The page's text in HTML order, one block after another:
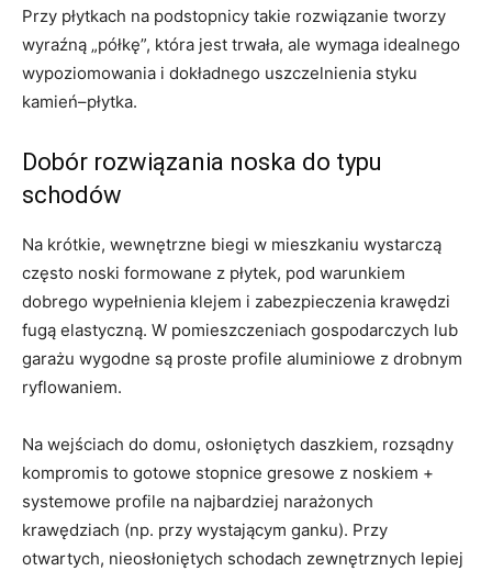
Przy płytkach na podstopnicy takie rozwiązanie tworzy
wyraźną „półkę”, która jest trwała, ale wymaga idealnego
wypoziomowania i dokładnego uszczelnienia styku
kamień–płytka.
Dobór rozwiązania noska do typu
schodów
Na krótkie, wewnętrzne biegi w mieszkaniu wystarczą
często noski formowane z płytek, pod warunkiem
dobrego wypełnienia klejem i zabezpieczenia krawędzi
fugą elastyczną. W pomieszczeniach gospodarczych lub
garażu wygodne są proste profile aluminiowe z drobnym
ryflowaniem.
Na wejściach do domu, osłoniętych daszkiem, rozsądny
kompromis to gotowe stopnice gresowe z noskiem +
systemowe profile na najbardziej narażonych
krawędziach (np. przy wystającym ganku). Przy
otwartych, nieosłoniętych schodach zewnętrznych lepiej